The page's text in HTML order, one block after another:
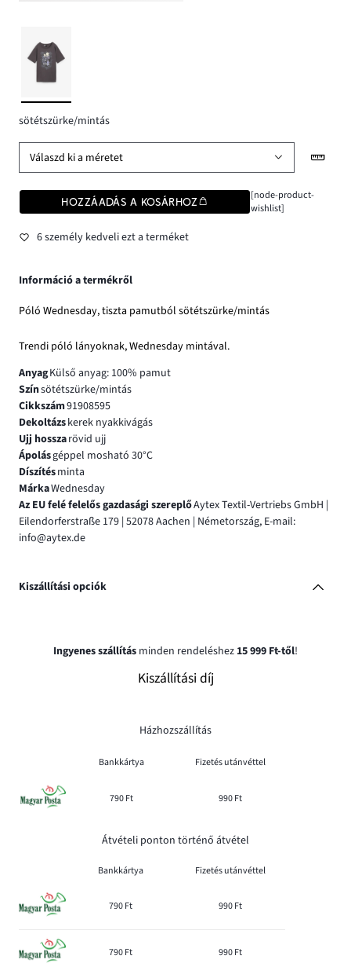
sötétszürke/mintás
Válaszd ki a méretet
HOZZÁADÁS A KOSÁRHOZ
[node-product-
wishlist]
6 személy kedveli ezt a terméket
Információ a termékről
Póló Wednesday, tiszta pamutból sötétszürke/mintás
Trendi póló lányoknak, Wednesday mintával.
AnyagKülső anyag: 100% pamut
Színsötétszürke/mintás
Cikkszám91908595
Dekoltázskerek nyakkivágás
Ujj hosszarövid ujj
Ápolásgéppel mosható 30°C
Díszítésminta
MárkaWednesday
Az EU felé felelős gazdasági szereplőAytex Textil-Vertriebs GmbH |
Eilendorferstraße 179 | 52078 Aachen | Németország, E-mail:
info@aytex.de
Kiszállítási opciók
Ingyenes szállítás minden rendeléshez 15 999 Ft-től!
Kiszállítási díj
Házhozszállítás
Bankkártya Fizetés utánvéttel
790 Ft 990 Ft
Átvételi ponton történő átvétel
Bankkártya Fizetés utánvéttel
790 Ft 990 Ft
790 Ft 990 Ft